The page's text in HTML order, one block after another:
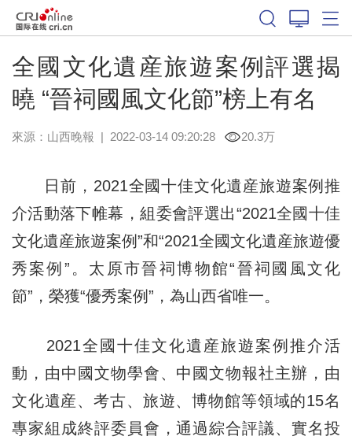
全國文化遺産旅遊案例評選揭
曉 “晉祠國風文化節”榜上有名
來源： 山西晚報 | 2022-03-14 09:20:28 20.3万
日前，2021全國十佳文化遺産旅遊案例推
介活動落下帷幕，組委會評選出“2021全國十佳
文化遺産旅遊案例”和“2021全國文化遺産旅遊優
秀案例”。太原市晉祠博物館“晉祠國風文化
節”，榮獲“優秀案例”，為山西省唯一。
2021全國十佳文化遺産旅遊案例推介活
動，由中國文物學會、中國文物報社主辦，由
文化遺産、考古、旅遊、博物館等領域的15名
專家組成終評委員會，通過綜合評議、實名投